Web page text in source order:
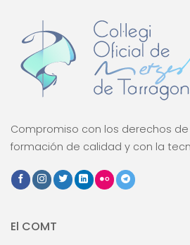
Compromiso con los derechos
formación de calidad y con la
El COMT